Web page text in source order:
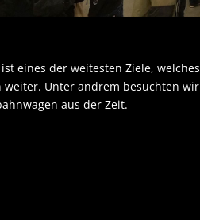
eines der weitesten Ziele,
weiter. Unter andrem besuchten
aus der Zeit.